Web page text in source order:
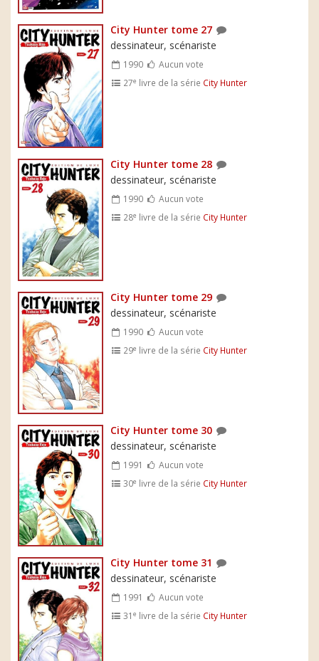
City Hunter tome 27
dessinateur, scénariste
1990
Aucun vote
27e livre de la série City Hunter
City Hunter tome 28
dessinateur, scénariste
1990
Aucun vote
28e livre de la série City Hunter
City Hunter tome 29
dessinateur, scénariste
1990
Aucun vote
29e livre de la série City Hunter
City Hunter tome 30
dessinateur, scénariste
1991
Aucun vote
30e livre de la série City Hunter
City Hunter tome 31
dessinateur, scénariste
1991
Aucun vote
31e livre de la série City Hunter